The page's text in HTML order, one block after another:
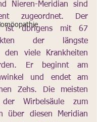
Nieren-Meridian sind
zugeordnet. Der
ist übrigens mit 67
der längste
den viele Krankheiten
Er beginnt am
und endet am
Zehs. Die meisten
der Wirbelsäule zum
über diesen Meridian